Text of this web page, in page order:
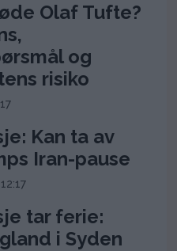
Olaf Tufte?
og
risiko
Kan ta av
Iran-pause
tar ferie:
i Syden